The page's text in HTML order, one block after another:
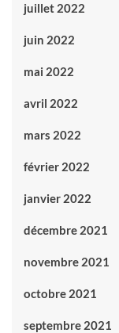
juillet 2022
juin 2022
mai 2022
avril 2022
mars 2022
février 2022
janvier 2022
décembre 2021
novembre 2021
octobre 2021
septembre 2021